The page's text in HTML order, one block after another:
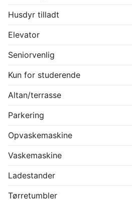
Kontakt os allerede i dag for at
af de attraktive boliger - De
være klar til indflytning til
PLANTEGNING ER VEJLEDENDE
Husdyr tilladt
Elevator
Seniorvenlig
Kun for studerende
Altan/terrasse
Parkering
Opvaskemaskine
Vaskemaskine
Ladestander
Tørretumbler